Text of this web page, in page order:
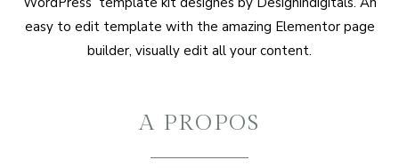
easy to edit template with the amazing Elementor page
builder, visually edit all your content.
A PROPOS